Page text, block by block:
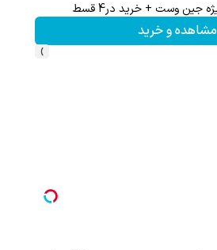
مشاهده و خرید
›